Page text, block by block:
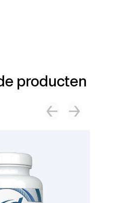
producten
← →